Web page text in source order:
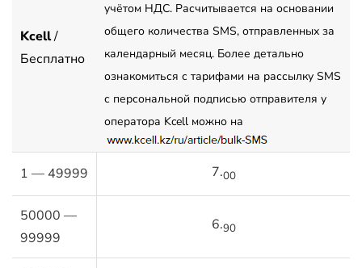
Kcell/
Бесплатно
учётом НДС. Расчитывается на основании
общего количества SMS, отправленных за
календарный месяц. Более детально
ознакомиться с тарифами на рассылку SMS
с персональной подписью отправителя у
оператора Kcell можно на
1 — 49999 7.00
50000 —
99999
6.90